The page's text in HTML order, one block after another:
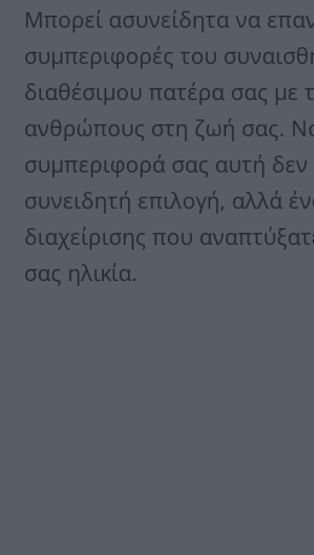
Μπορεί ασυνείδητα να
συμπεριφορές του
διαθέσιμου πατέρα σας με
ανθρώπους στη ζωή σας.
συμπεριφορά σας αυτή δεν
συνειδητή επιλογή, αλλά
διαχείρισης που
σας ηλικία.